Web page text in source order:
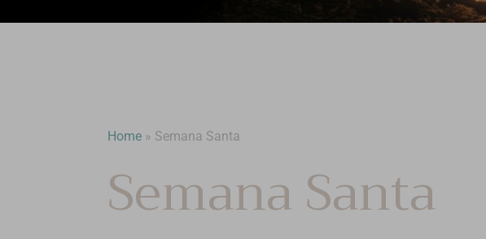
Home » Semana Santa
Semana Santa